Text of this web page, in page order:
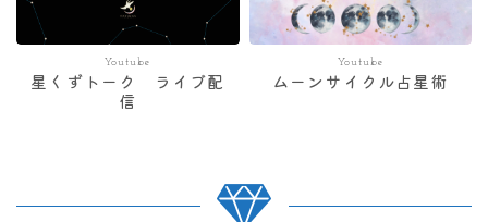
Youtube
星くずトーク ライブ配
信
Youtube
ムーンサイクル占星術